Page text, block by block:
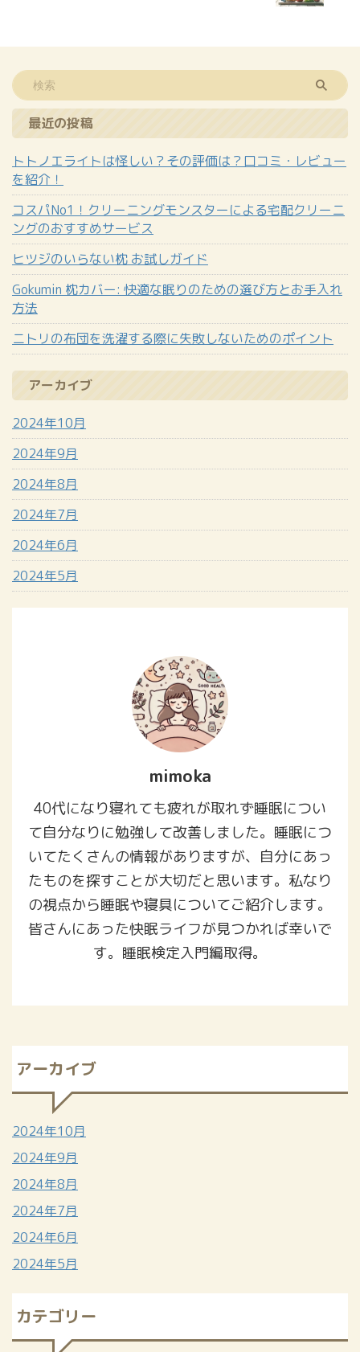
最近の投稿
トトノエライトは怪しい？その評価は？口コミ・レビュー
を紹介！
コスパNo1！クリーニングモンスターによる宅配クリーニ
ングのおすすめサービス
ヒツジのいらない枕 お試しガイド
Gokumin 枕カバー: 快適な眠りのための選び方とお手入れ
方法
ニトリの布団を洗濯する際に失敗しないためのポイント
アーカイブ
2024年10月
2024年9月
2024年8月
2024年7月
2024年6月
2024年5月
mimoka
40代になり寝れても疲れが取れず睡眠につい
て自分なりに勉強して改善しました。睡眠につ
いてたくさんの情報がありますが、自分にあっ
たものを探すことが大切だと思います。私なり
の視点から睡眠や寝具についてご紹介します。
皆さんにあった快眠ライフが見つかれば幸いで
す。睡眠検定入門編取得。
アーカイブ
2024年10月
2024年9月
2024年8月
2024年7月
2024年6月
2024年5月
カテゴリー